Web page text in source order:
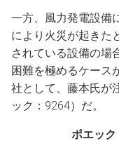
一方、風力発電設備
により火災が起きた
されている設備の場
困難を極めるケース
社として、藤本氏が
ック：9264）だ。
ポエック